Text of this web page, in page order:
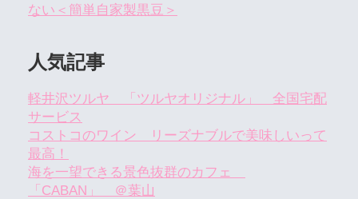
ない＜簡単自家製黒豆＞
人気記事
軽井沢ツルヤ 「ツルヤオリジナル」 全国宅配
サービス
コストコのワイン リーズナブルで美味しいって
最高！
海を一望できる景色抜群のカフェ
「CABAN」 ＠葉山